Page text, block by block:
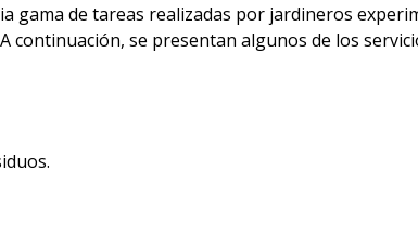
de tareas realizadas por jardineros
continuación, se presentan algunos de los